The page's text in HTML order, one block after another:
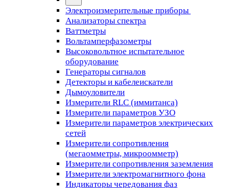
Электроизмерительные приборы
Анализаторы спектра
Ваттметры
Вольтамперфазометры
Высоковольтное испытательное
оборудование
Генераторы сигналов
Детекторы и кабелеискатели
Дымоуловители
Измерители RLC (иммитанса)
Измерители параметров УЗО
Измерители параметров электрических
сетей
Измерители сопротивления
(мегаомметры, микроомметр)
Измерители сопротивления заземления
Измерители электромагнитного фона
Индикаторы чередования фаз